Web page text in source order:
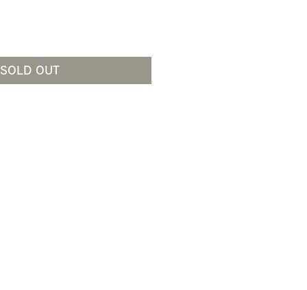
SOLD OUT